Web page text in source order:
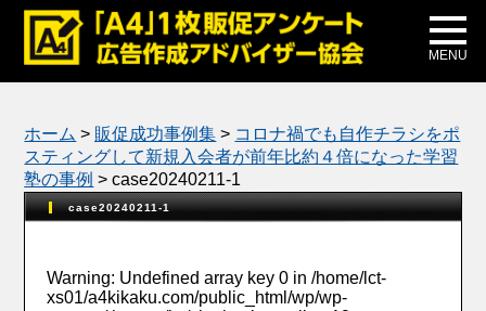
MENU
メディア掲載
公式ブログ
ホーム > 販促成功事例集 > コロナ禍でも自作チラシをポ
スティングして新規入会者が前年比約４倍になった学習
塾の事例 >case20240211-1
case20240211-1
Warning: Undefined array key 0 in/home/lct-
xs01/a4kikaku.com/public_html/wp/wp-